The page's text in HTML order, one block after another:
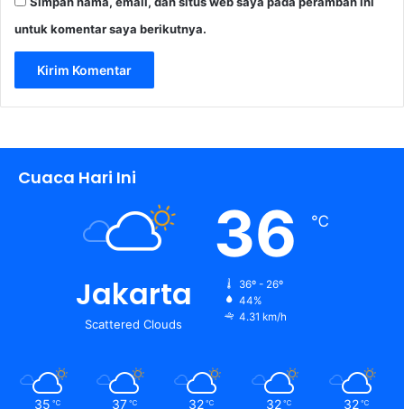
untuk komentar saya berikutnya.
Cuaca Hari Ini
Jakarta
Scattered Clouds
36 ℃
36º - 26º
44%
4.31 km/h
35 ℃ 37 ℃ 32 ℃ 32 ℃ 32 ℃